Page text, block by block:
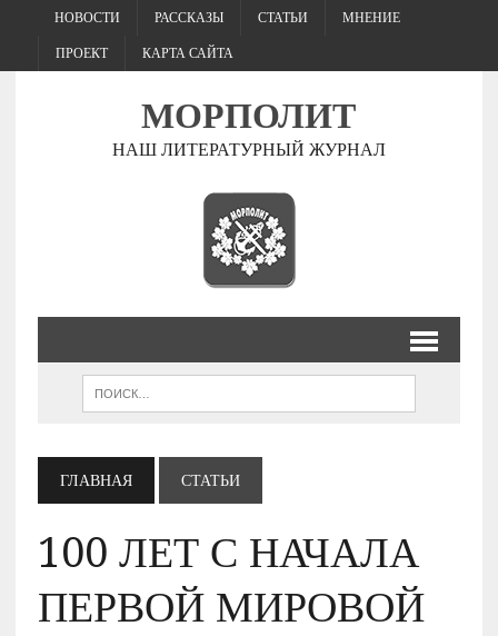
НОВОСТИ РАССКАЗЫ СТАТЬИ МНЕНИЕ
ПРОЕКТ КАРТА САЙТА
МОРПОЛИТ
НАШ ЛИТЕРАТУРНЫЙ ЖУРНАЛ
ГЛАВНАЯ СТАТЬИ
100 ЛЕТ С НАЧАЛА
ПЕРВОЙ МИРОВОЙ